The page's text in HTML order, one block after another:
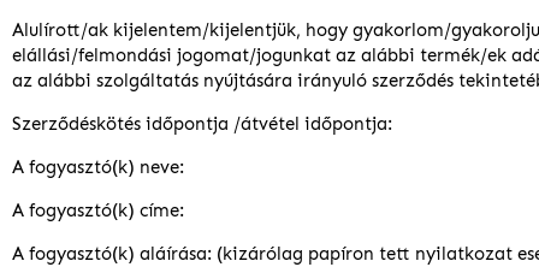
Alulírott/ak kijelentem/kijelentjük, hogy gyakorlom/
elállási/felmondási jogomat/jogunkat az alábbi termék/ek
az alábbi szolgáltatás nyújtására irányuló szerződés
Szerződéskötés időpontja /átvétel időpontja:
A fogyasztó(k) neve:
A fogyasztó(k) címe:
A fogyasztó(k) aláírása: (kizárólag papíron tett nyilatkozat